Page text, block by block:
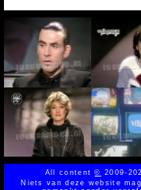
All content© 2009-
Niets van deze website